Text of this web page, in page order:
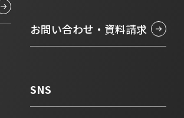
お問い合わせ・資料請求
SNS